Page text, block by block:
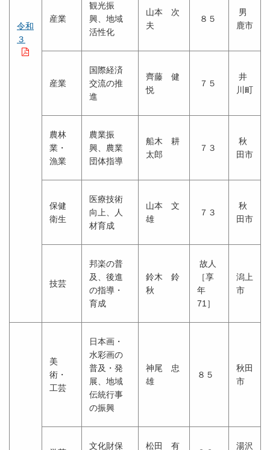
令和
３
産業
観光振
興、地域
活性化
山本 次
夫
８５
男
鹿市
産業
国際経済
交流の推
進
齊藤 健
悦
７５
井
川町
農林
業・
漁業
農業振
興、農業
団体指導
船木 耕
太郎
７３
秋
田市
保健
衛生
医療技術
向上、人
材育成
山本 文
雄
７３
秋
田市
技芸
邦楽の普
及、後進
の指導・
育成
鈴木 鈴
秋
故人
［享
年
71］
潟上
市
美
術・
工芸
日本画・
水彩画の
普及・発
展、地域
伝統行事
の振興
神尾 忠
雄
８５
秋田
市
文化財保 松田 有 湯沢